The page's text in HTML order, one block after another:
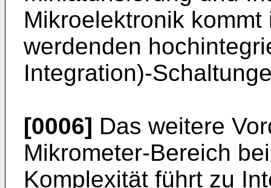
Mikroelektronik
werdenden
Integration)-
[0006] Das weitere
Mikrometer-Bereich
Komplexität führt zu